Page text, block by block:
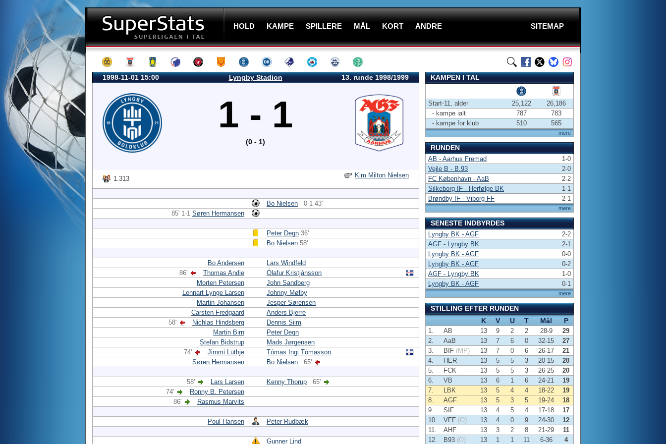
HOLD KAMPE SPILLERE MÅL KORT ANDRE SITEMAP
1998-11-01 15:00 Lyngby Stadion 13. runde 1998/1999
1 - 1
(0 - 1)
1.313 Kim Milton Nielsen
Bo Nielsen
0-1 43'
85' 1-1 Søren Hermansen
Peter Degn 36'
Bo Nielsen 58'
Bo Andersen
Lars Windfeld
86'
Thomas Andie
Ólafur Kristjánsson
Morten Petersen
John Sandberg
Lennart Lynge Larsen
Johnny Mølby
Martin Johansen
Jesper Sørensen
Carsten Fredgaard
Anders Bjerre
58'
Nichlas Hindsberg
Dennis Siim
Martin Birn
Peter Degn
Stefan Bidstrup
Mads Jørgensen
74'
Jimmi Lüthje
Tómas Ingi Tómasson
Søren Hermansen
Bo Nielsen 65'
58' Lars Larsen Kenny Thorup
65'
74'
Ronny B. Petersen
86'
Rasmus Marvits
Poul Hansen Peter Rudbæk
Gunner Lind
KAMPEN I TAL
mere
Start-11, alder 25,122
26,186
- kampe ialt
787
783
- kampe for klub
510 565
RUNDEN
mere
AB - Aarhus Fremad
1-0
Vejle B - B.93
2-0
FC København - AaB
2-2
Silkeborg IF - Herfølge BK
1-1
Brøndby IF - Viborg FF
2-1
SENESTE INDBYRDES
mere
Lyngby BK - AGF
2-2
AGF - Lyngby BK
2-1
Lyngby BK - AGF
0-0
Lyngby BK - AGF
0-2
AGF - Lyngby BK
1-0
Lyngby BK - AGF
0-1
STILLING EFTER RUNDEN
K
V U T Mål P
1. AB 13 9 2 2 28-9
29
2.
AaB 13 7 6 0 32-15
27
3.
BIF (MP) 13 7 0 6 26-17
21
4.
HER 13 5 5 3 20-15
20
5.
FCK 13 5 5 3 26-25
20
6.
VB 13 6 1 6 24-21
19
7.
LBK 13 5 4 4 18-22
19
8.
AGF 13 5 3 5 19-24
18
9.
SIF 13 4 5 4 17-18
17
10.
VFF (O) 13 4 0 9 24-30
12
11.
AHF 13 3 2 8 21-29
11
12.
B93 (O) 13 1 1 11 6-36 4